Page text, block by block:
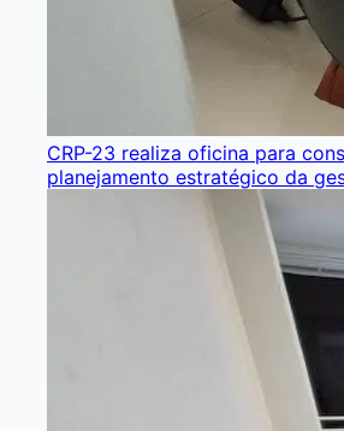
CRP-23 realiza oficina para
planejamento estratégico da